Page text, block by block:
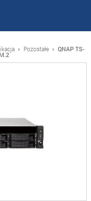
› Pozostałe › QNAP TS-